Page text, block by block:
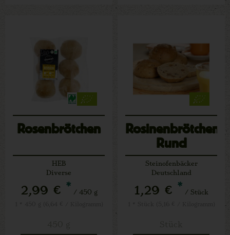
Rosenbrötchen
HEB
Diverse
2,99 € * / 450 g
Rosinenbrötchen
Rund
Steinofenbäcker
Deutschland
1,29 € * / Stück